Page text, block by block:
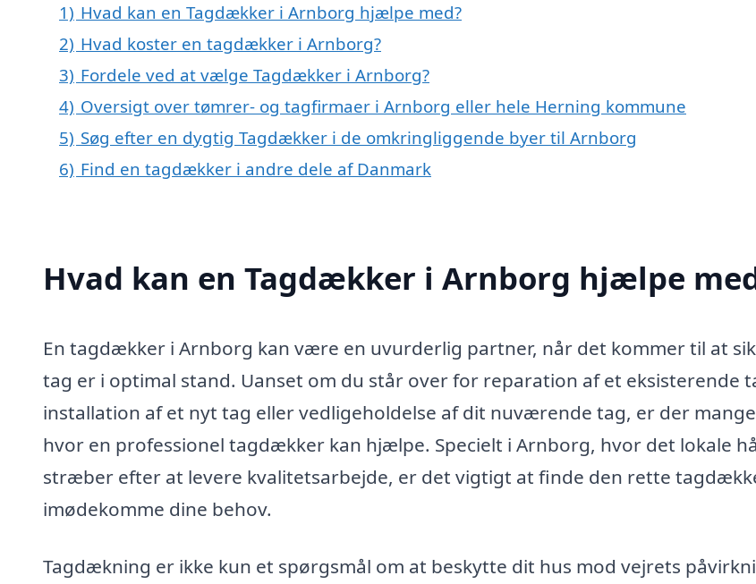
1) Hvad kan en Tagdækker i Arnborg hjælpe med?
2) Hvad koster en tagdækker i Arnborg?
3) Fordele ved at vælge Tagdækker i Arnborg?
4) Oversigt over tømrer- og tagfirmaer i Arnborg eller hele Herning kommune
5) Søg efter en dygtig Tagdækker i de omkringliggende byer til Arnborg
6) Find en tagdækker i andre dele af Danmark
Hvad kan en Tagdækker i Arnborg hjælpe
En tagdækker i Arnborg kan være en uvurderlig partner, når det kommer til at
tag er i optimal stand. Uanset om du står over for reparation af et eksisterende
installation af et nyt tag eller vedligeholdelse af dit nuværende tag, er der
hvor en professionel tagdækker kan hjælpe. Specielt i Arnborg, hvor det lokale
stræber efter at levere kvalitetsarbejde, er det vigtigt at finde den rette
imødekomme dine behov.
Tagdækning er ikke kun et spørgsmål om at beskytte dit hus mod vejrets